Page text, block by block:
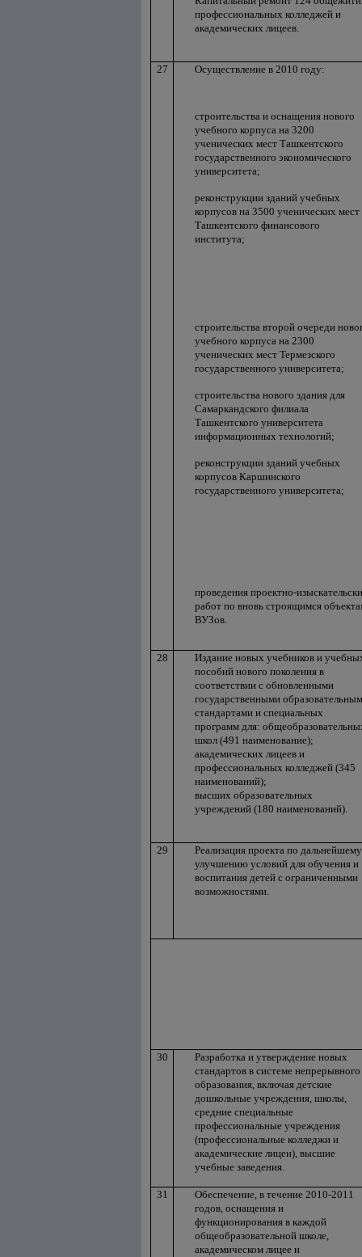
профессиональных колледжей и
академических лицеев.
27 Осуществление в 2010 году:
строительства и оснащения нового
учебного корпуса на 3200
ученических мест Ташкентского
государственного экономического
университета;
реконструкции зданий учебных
корпусов на 3500 ученических мест
Ташкентского финансового
института;
строительства второй очереди
учебного корпуса на 2300
ученических мест Термезского
государственного университета;
строительства нового здания для
Самаркандского филиала
Ташкентского университета
информационных технологий;
реконструкции зданий учебных
корпусов Каршинского
государственного университета;
проведения проектно-
работ по вновь строящимся
ВУЗов.
28
Издание новых учебников и
пособий нового поколения в
соответствии с обновленными
государственными
стандартами и специальных
программ для:
школ (491 наименование);
академических лицеев и
профессиональных колледжей (345
наименований);
высших образовательных
учреждений (180 наименований).
29
Реализация проекта по дальнейшему
улучшению условий для обучения и
воспитания детей с ограниченными
возможностями.
30
Разработка и утверждение новых
стандартов в системе непрерывного
образования, включая детские
дошкольные учреждения, школы,
средние специальные
профессиональные учреждения
(профессиональные колледжи и
академические лицеи), высшие
учебные заведения.
31
Обеспечение, в течение 2010-2011
годов, оснащения и
функционирования в каждой
общеобразовательной школе,
академическом лицее и